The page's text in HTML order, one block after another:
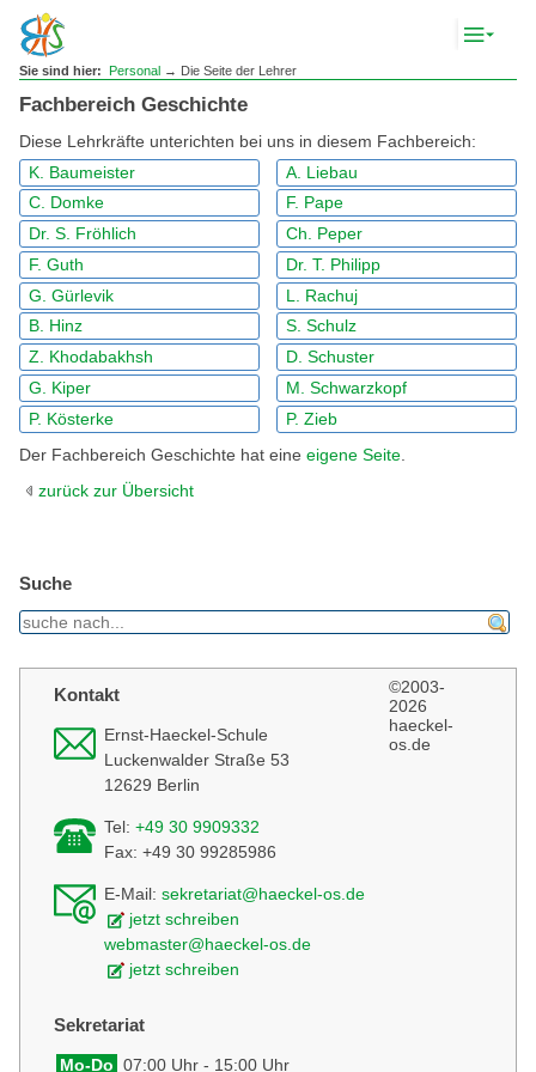
Sie sind hier: Personal→ Die Seite der Lehrer
Fachbereich Geschichte
Diese Lehrkräfte unterichten bei uns in diesem Fachbereich:
K. Baumeister
C. Domke
Dr. S. Fröhlich
F. Guth
G. Gürlevik
B. Hinz
Z. Khodabakhsh
G. Kiper
P. Kösterke
A. Liebau
F. Pape
Ch. Peper
Dr. T. Philipp
L. Rachuj
S. Schulz
D. Schuster
M. Schwarzkopf
P. Zieb
Der Fachbereich Geschichte hat eine eigene Seite
zurück zur Übersicht
Suche
Kontakt
Ernst-Haeckel-Schule
Luckenwalder Straße 53
12629 Berlin
Tel: +49 30 9909332
Fax: +49 30 99285986
E-Mail: sekretariat@haeckel-os.de
jetzt schreiben
webmaster@haeckel-os.de
jetzt schreiben
Sekretariat
Mo-Do 07:00 Uhr - 15:00 Uhr
©2003-
2026
haeckel-
os.de